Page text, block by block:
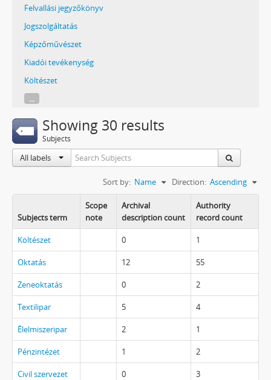
Felvallási jegyzőkönyv
Jogszolgáltatás
Képzőművészet
Kiadói tevékenység
Költészet
...
Showing 30 results
Subjects
All labels
Sort by: Name Direction: Ascending
Subjects term
Scope
note
Archival
description count
Authority
record count
Költészet 0 1
Oktatás 12 55
Zeneoktatás 0 2
Textilipar 5 4
Élelmiszeripar 2 1
Pénzintézet 1 2
Civil szervezet 0 3